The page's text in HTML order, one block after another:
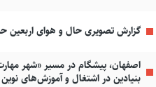
گزارش تصویری حال و هوای اربعین
اصفهان، پیشگام در مسیر «شهر
بنیادین در اشتغال و آموزش‌های نوین